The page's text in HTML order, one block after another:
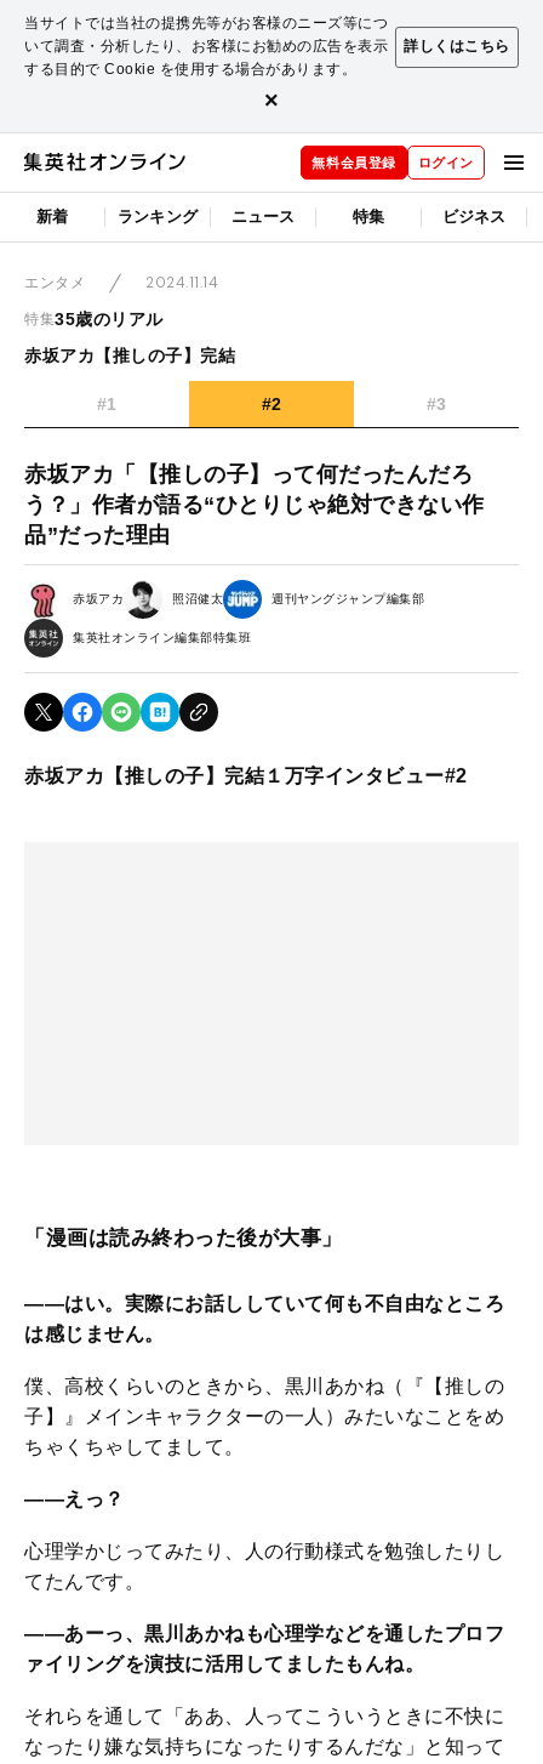
当サイトでは当社の提携先等がお客様のニーズ等につ
いて調査・分析したり、お客様にお勧めの広告を表示
する目的で Cookie を使用する場合があります。
詳しくはこちら
×
無料会員登録 ログイン
新着 ランキング ニュース 特集 ビジネス
エンタメ 2024.11.14
特集35歳のリアル
赤坂アカ【推しの子】完結
#1 #2 #3
赤坂アカ「【推しの子】って何だったんだろ
う？」作者が語る“ひとりじゃ絶対できない作
品”だった理由
赤坂アカ 照沼健太 週刊ヤングジャンプ編集部
集英社オンライン編集部特集班
赤坂アカ【推しの子】完結１万字インタビュー#2
「漫画は読み終わった後が大事」
――はい。実際にお話ししていて何も不自由なところ
は感じません。
僕、高校くらいのときから、黒川あかね（『【推しの
子】』メインキャラクターの一人）みたいなことをめ
ちゃくちゃしてまして。
――えっ？
心理学かじってみたり、人の行動様式を勉強したりし
てたんです。
――あーっ、黒川あかねも心理学などを通したプロフ
ァイリングを演技に活用してましたもんね。
それらを通して「ああ、人ってこういうときに不快に
なったり嫌な気持ちになったりするんだな」と知って